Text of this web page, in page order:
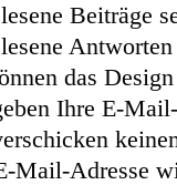
Beiträge
das
Ihre E-
Mail-Adresse